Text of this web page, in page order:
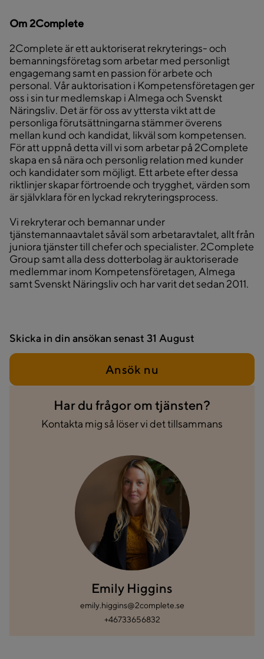
Om 2Complete
2Complete är ett auktoriserat rekryterings- och
bemanningsföretag som arbetar med personligt
engagemang samt en passion för arbete och
personal. Vår auktorisation i Kompetensföretagen ger
oss i sin tur medlemskap i Almega och Svenskt
Näringsliv. Det är för oss av yttersta vikt att de
personliga förutsättningarna stämmer överens
mellan kund och kandidat, likväl som kompetensen.
För att uppnå detta vill vi som arbetar på 2Complete
skapa en så nära och personlig relation med kunder
och kandidater som möjligt. Ett arbete efter dessa
riktlinjer skapar förtroende och trygghet, värden som
är självklara för en lyckad rekryteringsprocess.
Vi rekryterar och bemannar under
tjänstemannaavtalet såväl som arbetaravtalet, allt från
juniora tjänster till chefer och specialister. 2Complete
Group samt alla dess dotterbolag är auktoriserade
medlemmar inom Kompetensföretagen, Almega
samt Svenskt Näringsliv och har varit det sedan 2011.
Skicka in din ansökan senast 31 August
Ansök nu
Har du frågor om tjänsten?
Kontakta mig så löser vi det tillsammans
Emily Higgins
emily.higgins@2complete.se
+46733656832